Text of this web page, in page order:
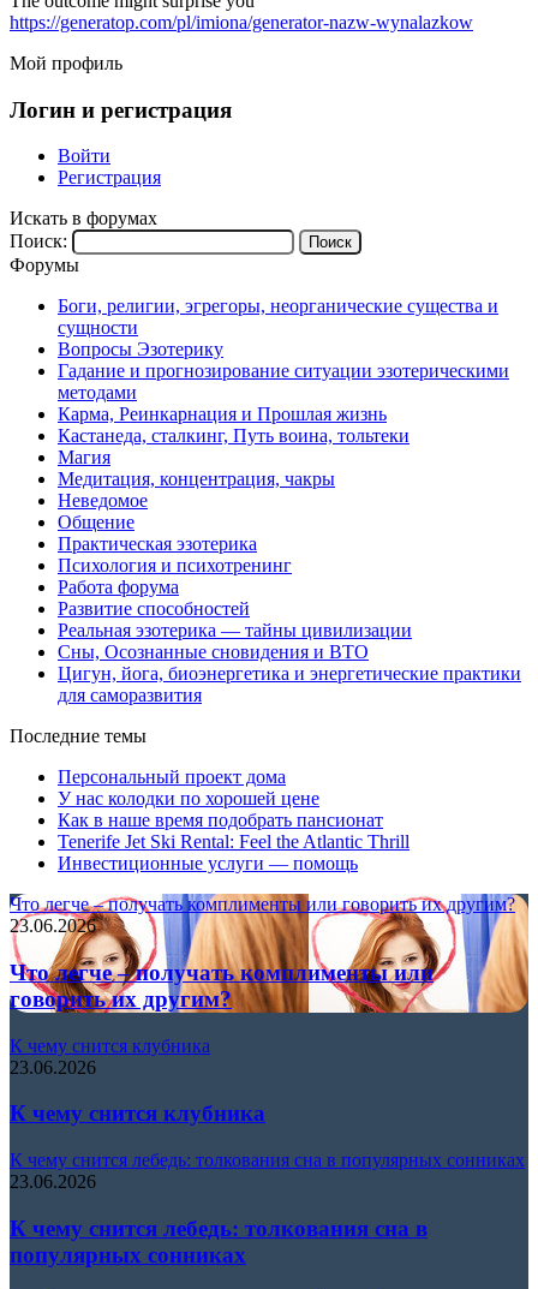
https://generatop.com/pl/imiona/generator-nazw-wynalazkow
Мой профиль
Логин и регистрация
Войти
Регистрация
Искать в форумах
Поиск:
Форумы
Боги, религии, эгрегоры, неорганические существа и
сущности
Вопросы Эзотерику
Гадание и прогнозирование ситуации эзотерическими
методами
Карма, Реинкарнация и Прошлая жизнь
Кастанеда, сталкинг, Путь воина, тольтеки
Магия
Медитация, концентрация, чакры
Неведомое
Общение
Практическая эзотерика
Психология и психотренинг
Работа форума
Развитие способностей
Реальная эзотерика — тайны цивилизации
Сны, Осознанные сновидения и ВТО
Цигун, йога, биоэнергетика и энергетические практики
для саморазвития
Последние темы
Персональный проект дома
У нас колодки по хорошей цене
Как в наше время подобрать пансионат
Tenerife Jet Ski Rental: Feel the Atlantic Thrill
Инвестиционные услуги — помощь
Что легче – получать комплименты или говорить их другим?
23.06.2026
Что легче – получать комплименты или
говорить их другим?
К чему снится клубника
23.06.2026
К чему снится клубника
К чему снится лебедь: толкования сна в популярных сонниках
23.06.2026
К чему снится лебедь: толкования сна в
популярных сонниках